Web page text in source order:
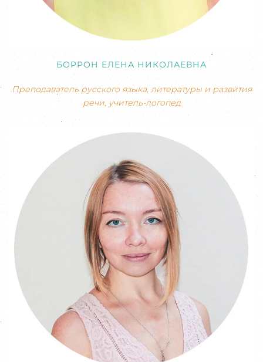
БОРРОН ЕЛЕНА НИКОЛАЕВНА
Преподаватель русского языка, литературы и развития
речи, учитель-логопед